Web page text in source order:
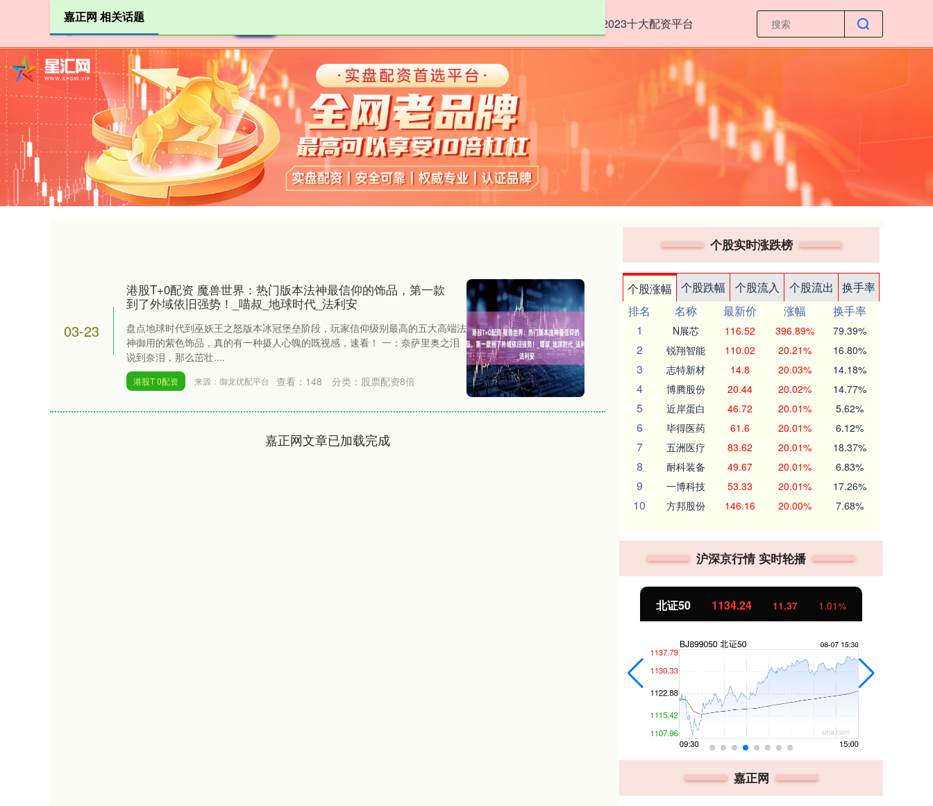
2023十大配资平台
嘉正网 相关话题
03-23
港股T+0配资 魔兽世界：热门版本法神最信仰的饰品，第一款
到了外域依旧强势！_喵叔_地球时代_法利安
盘点地球时代到巫妖王之怒版本冰冠堡垒阶段，玩家信仰级别最高的五大高端法
神御用的紫色饰品，真的有一种摄人心魄的既视感，速看！ 一：奈萨里奥之泪
说到奈泪，那么茁壮....
港股T 0配资 来源：御龙优配平台 查看： 148 分类： 股票配资8倍
嘉正网文章已加载完成
个股实时涨跌榜
个股涨幅 个股跌幅 个股流入 个股流出
换手率
排名
名称 最新价 涨幅
换手率
1
N展芯 116.52 396.89% 79.39%
2 锐翔智能 110.02 20.21% 16.80%
3 志特新材 14.8 20.03% 14.18%
4 博腾股份 20.44 20.02% 14.77%
5 近岸蛋白 46.72 20.01% 5.62%
6 毕得医药 61.6 20.01% 6.12%
7 五洲医疗 83.62 20.01% 18.37%
8 耐科装备 49.67 20.01% 6.83%
9 一博科技 53.33 20.01% 17.26%
10 方邦股份 146.16 20.00% 7.68%
沪深京行情 实时轮播
北证50 1134.24 11.37 1.01%
嘉正网